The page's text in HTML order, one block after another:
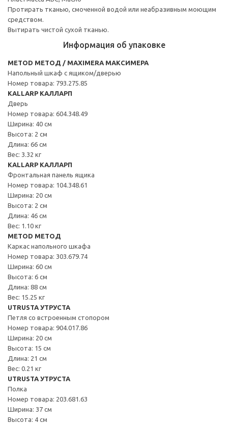
Протирать тканью, смоченной водой или неабразивным моющим
средством.
Вытирать чистой сухой тканью.
Информация об упаковке
METOD МЕТОД / MAXIMERA МАКСИМЕРА
Напольный шкаф с ящиком/дверью
Номер товара: 793.275.85
KALLARP КАЛЛАРП
Дверь
Номер товара: 604.348.49
Ширина: 40 см
Высота: 2 см
Длина: 66 см
Вес: 3.32 кг
KALLARP КАЛЛАРП
Фронтальная панель ящика
Номер товара: 104.348.61
Ширина: 20 см
Высота: 2 см
Длина: 46 см
Вес: 1.10 кг
METOD МЕТОД
Каркас напольного шкафа
Номер товара: 303.679.74
Ширина: 60 см
Высота: 6 см
Длина: 88 см
Вес: 15.25 кг
UTRUSTA УТРУСТА
Петля со встроенным стопором
Номер товара: 904.017.86
Ширина: 20 см
Высота: 15 см
Длина: 21 см
Вес: 0.21 кг
UTRUSTA УТРУСТА
Полка
Номер товара: 203.681.63
Ширина: 37 см
Высота: 4 см